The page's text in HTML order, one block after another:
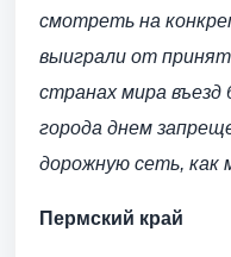
смотреть на
выиграли от
странах мира въезд
города днем
дорожную сеть, как
Пермский край